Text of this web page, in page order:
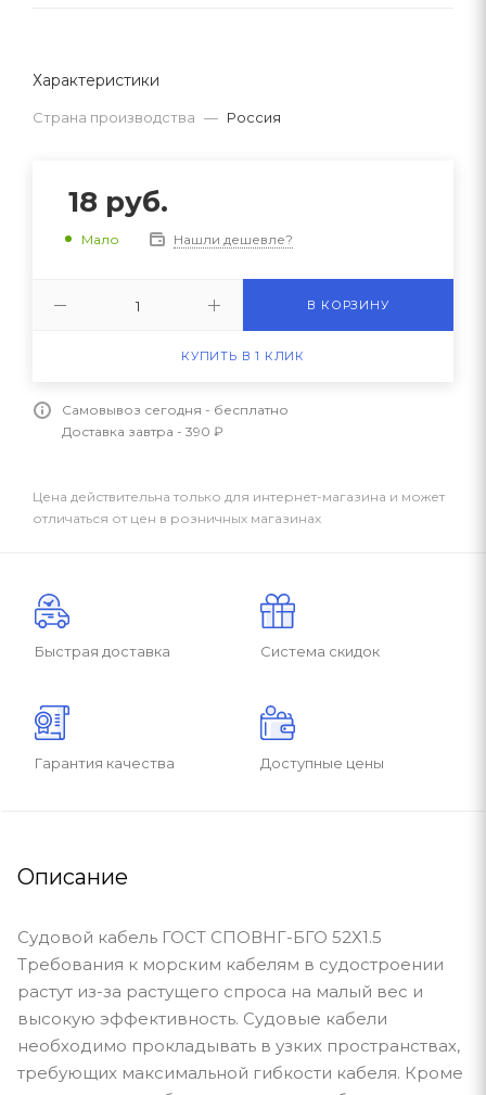
Характеристики
Страна производства — Россия
18 руб.
Мало Нашли дешевле?
В КОРЗИНУ
КУПИТЬ В 1 КЛИК
Самовывоз сегодня - бесплатно
Доставка завтра - 390 ₽
Цена действительна только для интернет-магазина и может
отличаться от цен в розничных магазинах
Быстрая доставка Система скидок
Гарантия качества Доступные цены
Описание
Судовой кабель ГОСТ СПОВНГ-БГО 52Х1.5
Требования к морским кабелям в судостроении
растут из-за растущего спроса на малый вес и
высокую эффективность. Судовые кабели
необходимо прокладывать в узких пространствах,
требующих максимальной гибкости кабеля. Кроме